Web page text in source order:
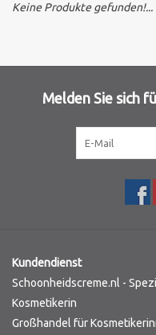
Pascaud
Fusion Meso
Keine Produkte gefunden!...
Melden Sie sich
Kundendienst
Schoonheidscreme.nl -
Kosmetikerin
Großhandel für